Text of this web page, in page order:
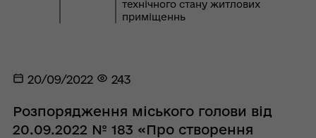
технічного стану житлових
приміщеннь
20/09/2022 243
Розпорядження міського голови від
20.09.2022 № 183 «Про створення